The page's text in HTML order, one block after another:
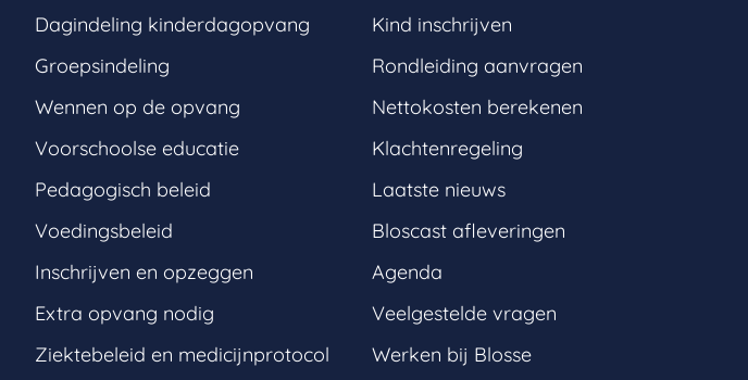
Dagindeling kinderdagopvang
Groepsindeling
Wennen op de opvang
Voorschoolse educatie
Pedagogisch beleid
Voedingsbeleid
Inschrijven en opzeggen
Extra opvang nodig
Ziektebeleid en medicijnprotocol
Kind inschrijven
Rondleiding aanvragen
Nettokosten berekenen
Klachtenregeling
Laatste nieuws
Bloscast afleveringen
Agenda
Veelgestelde vragen
Werken bij Blosse